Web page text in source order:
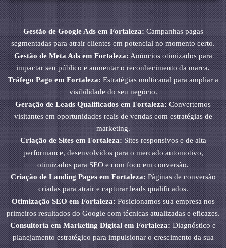
Gestão de Google Ads em Fortaleza:Campanhas pagas
segmentadas para atrair clientes em potencial no momento certo.
Gestão de Meta Ads em Fortaleza:Anúncios otimizados para
impactar seu público e aumentar o reconhecimento da marca.
Tráfego Pago em Fortaleza:Estratégias multicanal para ampliar a
visibilidade do seu negócio.
Geração de Leads Qualificados em Fortaleza:Convertemos
visitantes em oportunidades reais de vendas com estratégias de
marketing.
Criação de Sites em Fortaleza:Sites responsivos e de alta
performance, desenvolvidos para o mercado automotivo,
otimizados para SEO e com foco em conversão.
Criação de Landing Pages em Fortaleza:Páginas de conversão
criadas para atrair e capturar leads qualificados.
Otimização SEO em Fortaleza:Posicionamos sua empresa nos
primeiros resultados do Google com técnicas atualizadas e eficazes.
Consultoria em Marketing Digital em Fortaleza:Diagnóstico e
planejamento estratégico para impulsionar o crescimento da sua